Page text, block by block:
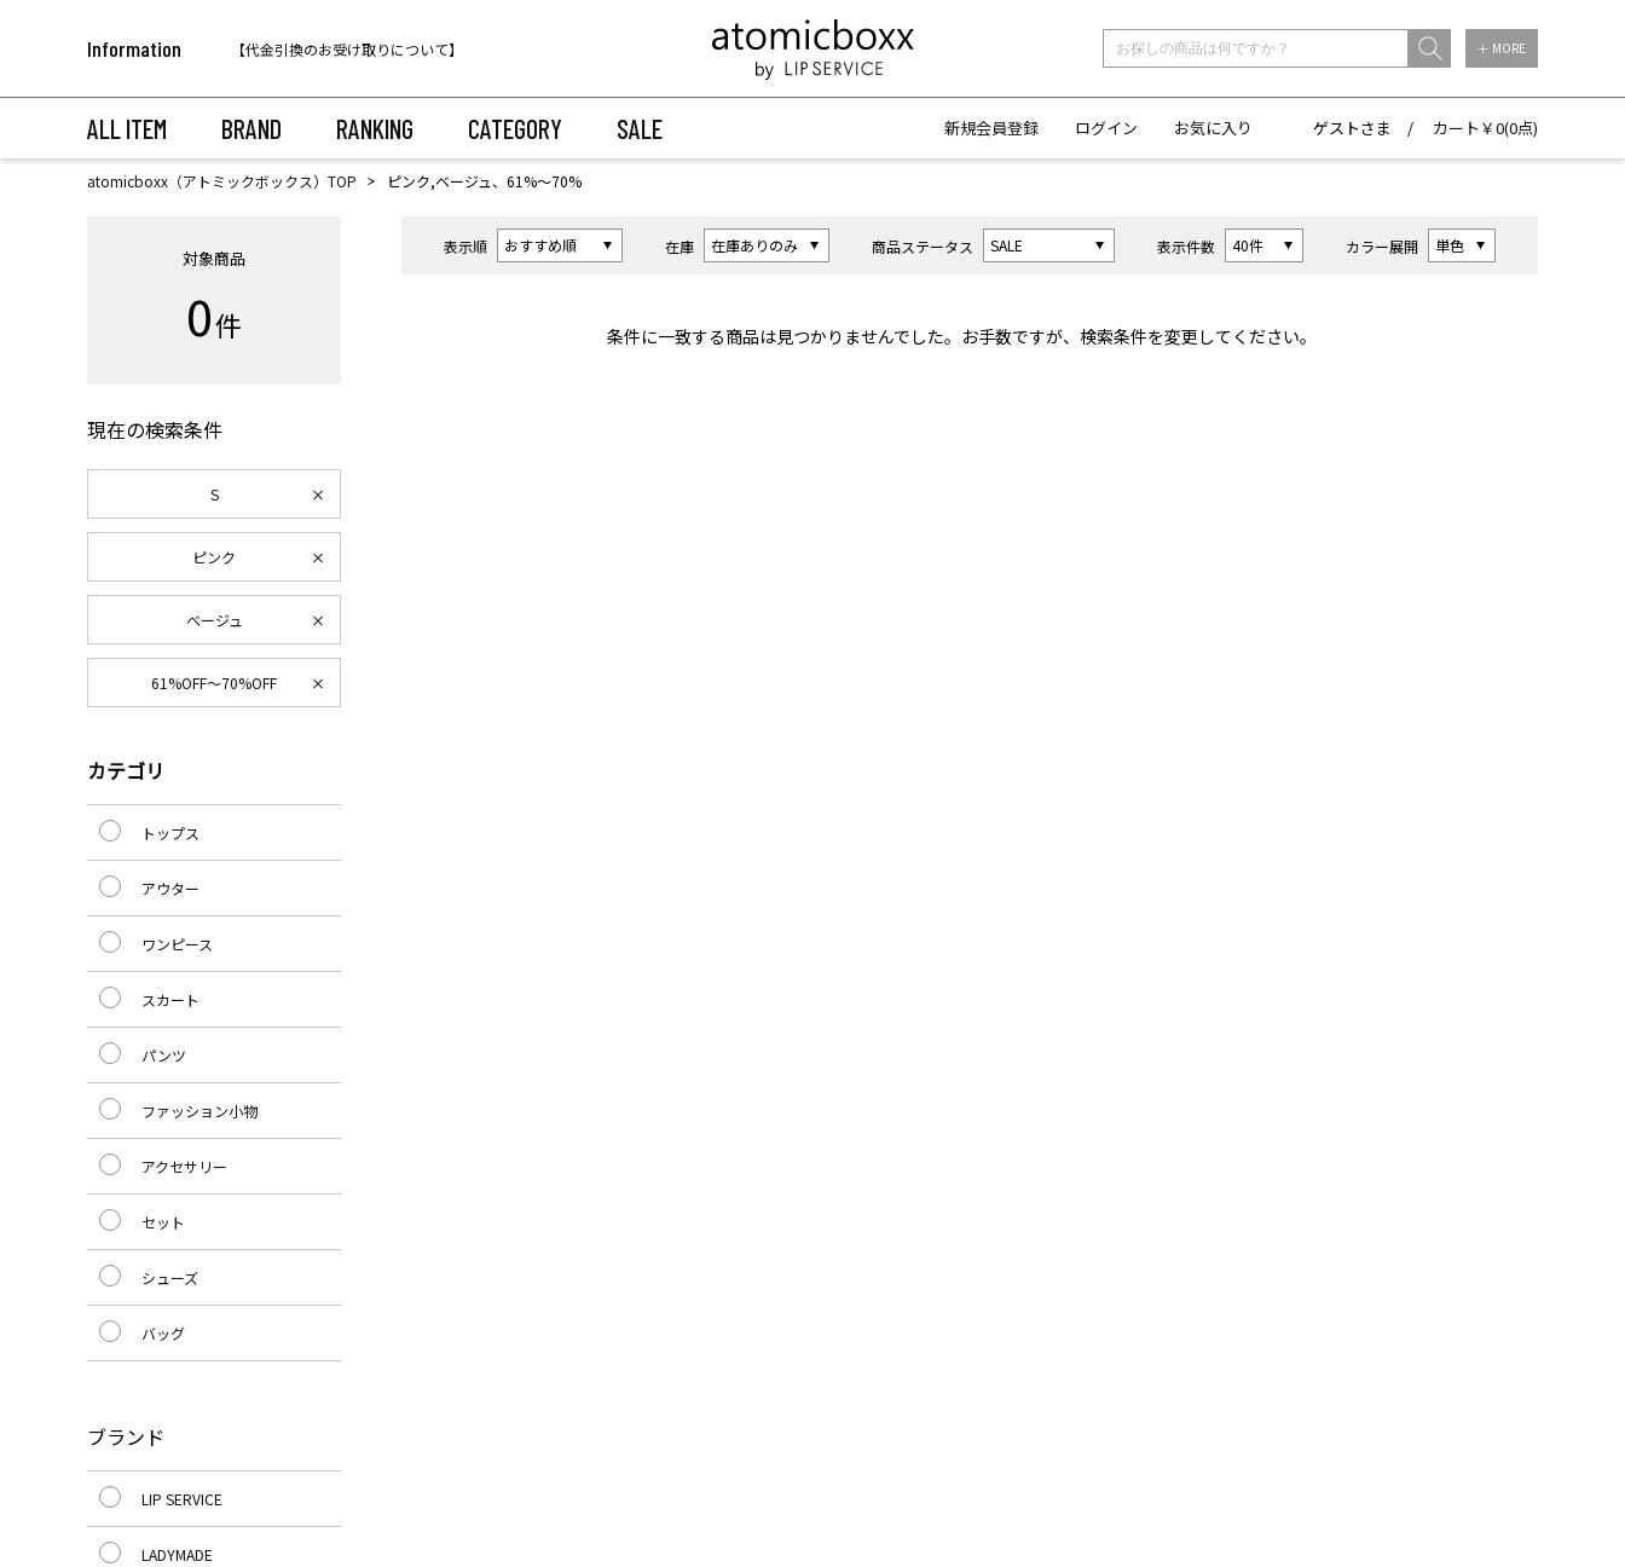
Information
【代金引換のお受け取りについて】
【重要】予約商品のお支払い方法（代金引換）変更に関するお知らせ
＋ MORE
ALL ITEM BRAND RANKING CATEGORY SALE 新規会員登録 ログイン お気に入り ゲストさま / カート￥0(0点)
atomicboxx（アトミックボックス）TOP ピンク,ベージュ、61%〜70%
表示順 在庫 商品ステータス 表示件数 カラー展開
条件に一致する商品は見つかりませんでした。お手数ですが、検索条件を変更してください。
対象商品
0件
現在の検索条件
S
ピンク
ベージュ
61%OFF～70%OFF
カテゴリ
トップス
アウター
ワンピース
スカート
パンツ
ファッション小物
アクセサリー
セット
シューズ
バッグ
ブランド
LIP SERVICE
LADYMADE